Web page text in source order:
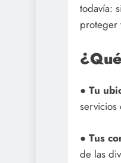
todavía:
proteger
● Tu
servicios
● Tus
de las